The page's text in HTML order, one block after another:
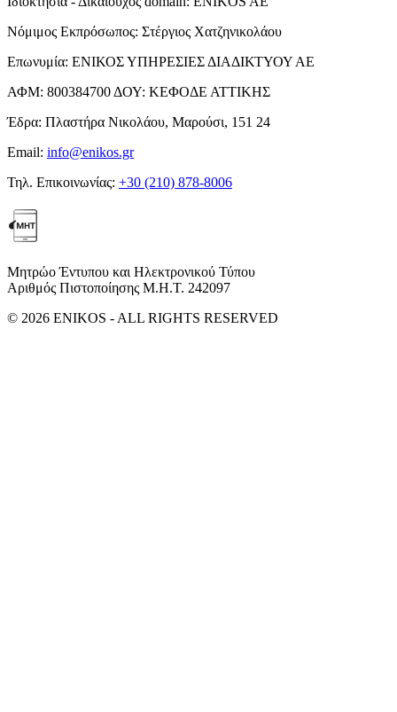
Νόμιμος Εκπρόσωπος: Στέργιος Χατζηνικολάου
Επωνυμία: ΕΝΙΚΟΣ ΥΠΗΡΕΣΙΕΣ ΔΙΑΔΙΚΤΥΟΥ ΑΕ
ΑΦΜ: 800384700 ΔΟΥ: ΚΕΦΟΔΕ ΑΤΤΙΚΗΣ
Έδρα: Πλαστήρα Νικολάου, Μαρούσι, 151 24
Email: info@enikos.gr
Τηλ. Επικοινωνίας: +30 (210) 878-8006
Μητρώο Έντυπου και Ηλεκτρονικού Τύπου
Αριθμός Πιστοποίησης Μ.Η.Τ. 242097
© 2026 ENIKOS - ALL RIGHTS RESERVED